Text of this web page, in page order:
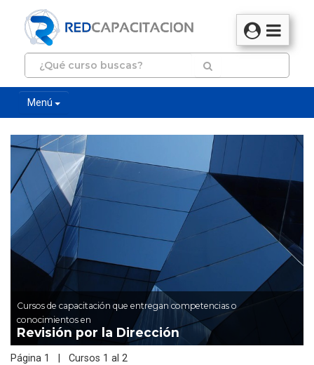
Menú
Cursos de capacitación que entregan competencias o
conocimientos en
Revisión por la Dirección
Página 1 | Cursos 1 al 2